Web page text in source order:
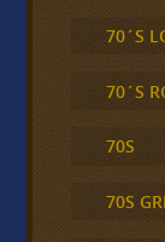
70´S
70´S
70S
70S